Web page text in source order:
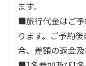
ます。
■旅行代金はご予
ります。ご予約
合、差額の返金及